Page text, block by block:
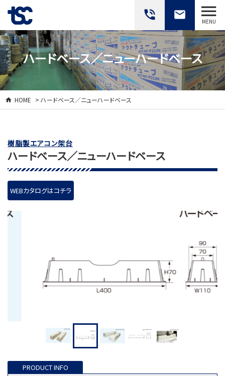
MENU
phone_in_talk email
ハードベース／ニューハードベース
HOME > ハードベース／ニューハードベース
樹脂製エアコン架台
ハードベース／ニューハードベース
WEBカタログはコチラ